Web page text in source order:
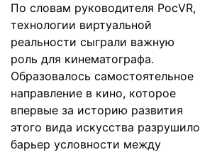
По словам руководителя РосVR,
технологии виртуальной
реальности сыграли важную
роль для кинематографа.
Образовалось самостоятельное
направление в кино, которое
впервые за историю развития
этого вида искусства разрушило
барьер условности между